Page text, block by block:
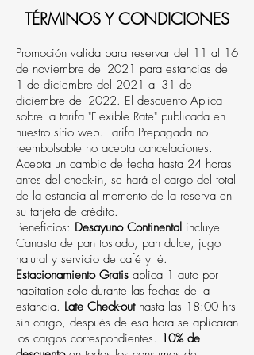
TÉRMINOS Y CONDICIONES
Promoción valida para reservar del 11 al 16
de noviembre del 2021 para estancias del
1 de diciembre del 2021 al 31 de
diciembre del 2022. El descuento Aplica
sobre la tarifa "Flexible Rate" publicada en
nuestro sitio web. Tarifa Prepagada no
reembolsable no acepta cancelaciones.
Acepta un cambio de fecha hasta 24 horas
antes del check-in, se hará el cargo del total
de la estancia al momento de la reserva en
su tarjeta de crédito.
Beneficios: Desayuno Continental incluye
Canasta de pan tostado, pan dulce, jugo
natural y servicio de café y té.
Estacionamiento Gratis aplica 1 auto por
habitation solo durante las fechas de la
estancia. Late Check-outhasta las 18:00 hrs
sin cargo, después de esa hora se aplicaran
los cargos correspondientes. 10% de